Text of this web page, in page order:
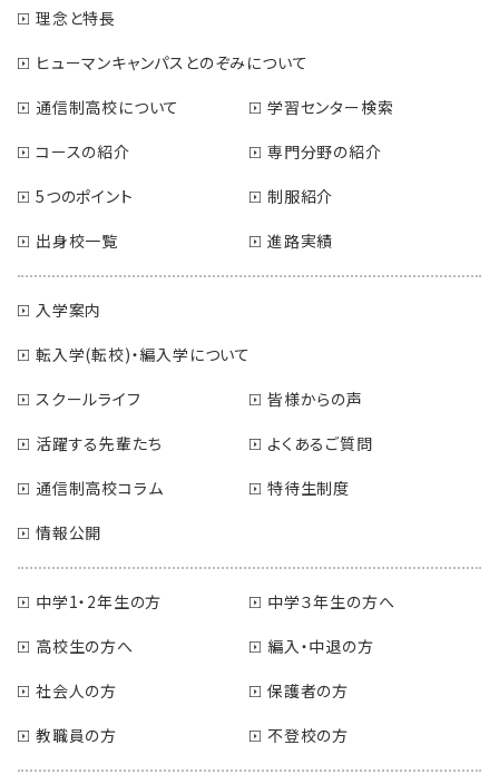
理念と特長
ヒューマンキャンパスとのぞみについて
通信制高校について
学習センター検索
コースの紹介
専門分野の紹介
5つのポイント
制服紹介
出身校一覧
進路実績
入学案内
転入学(転校)・編入学について
スクールライフ
皆様からの声
活躍する先輩たち
よくあるご質問
通信制高校コラム
特待生制度
情報公開
中学1・2年生の方
中学３年生の方へ
高校生の方へ
編入・中退の方
社会人の方
保護者の方
教職員の方
不登校の方